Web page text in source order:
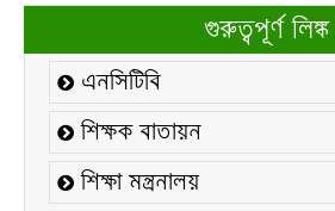
এইচএসসি ফরম/২০২৬ পূরণ
২১ ফেব্রুয়ারি/২০২৬ ইং তারিখে
আন্তর্জাতিক মাতৃভাষা দিবস-২০২৬
উপলক্ষ্যে নোটিশঃ
কলেজ বন্ধ সংক্রান্ত নোটিশঃ
গুরুত্বপূর্ণ লিঙ্ক
এনসিটিবি
শিক্ষক বাতায়ন
শিক্ষা মন্ত্রনালয়